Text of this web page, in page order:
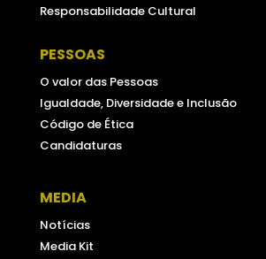
Responsabilidade Cultural
PESSOAS
O valor das Pessoas
Igualdade, Diversidade e Inclusão
Código de Ética
Candidaturas
MEDIA
Notícias
Media Kit